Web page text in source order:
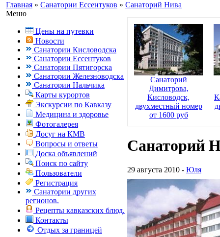
Главная » Санатории Ессентуков » Санаторий Нива
Меню
Цены на путевки
Новости
Санатории Кисловодска
Санатории Ессентуков
Санатории Пятигорска
Санатории Железноводска
Санатории Нальчика
Карты курортов
Экскурсии по Кавказу
Медицина и здоровье
Фотогалерея
Досуг на КМВ
Вопросы и ответы
Доска объявлений
Поиск по сайту
Пользователи
Регистрация
Санатории других
регионов.
Рецепты кавказских блюд.
Контакты
Отдых за границей
Санаторий
Димитрова,
Кисловодск,
двухместный номер
от 1600 руб
Санаторий
29 августа 2010 - Юля